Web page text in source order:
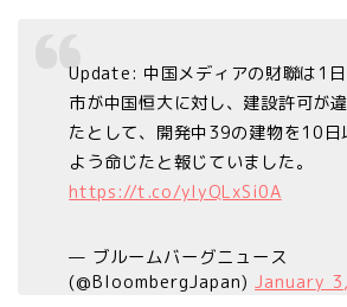
Update: 中国メディアの財聯は1
市が中国恒大に対し、建設許可が
たとして、開発中39の建物を10日
よう命じたと報じていました。
https://t.co/ylyQLxSi0A
— ブルームバーグニュース
(@BloombergJapan)January